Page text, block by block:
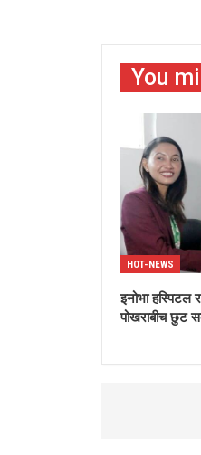
You
HOT-NEWS
इनोभा हस्पिटल
पोखराबीच छुट